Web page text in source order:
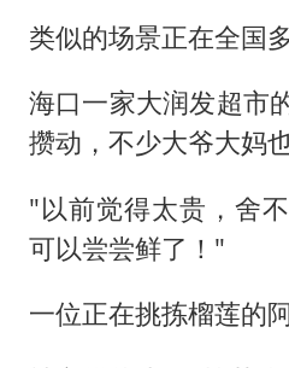
类似的场景正在全国
海口一家大润发超市
攒动，不少大爷大妈
"以前觉得太贵，舍
可以尝尝鲜了！"
一位正在挑拣榴莲的